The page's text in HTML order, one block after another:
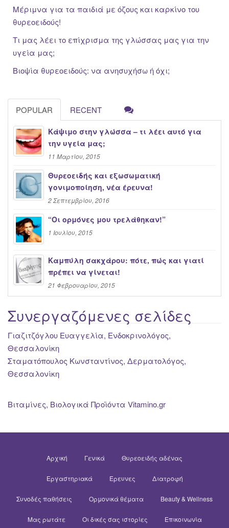
Μέριμνα για τα παιδιά με όζους και καρκίνο του
θυρεοειδούς!
Τι μας λέει το επίχρισμα της γλώσσας μας για την
υγεία μας;
Βιοψία θυρεοειδούς: να ανησυχήσω ή όχι;
POPULAR RECENT
Κάψιμο στην γλώσσα – τι λέει αυτό για
την υγεία μας;
11 Μαρτίου, 2015
Θυρεοειδής και εξωσωματική
γονιμοποίηση, νέα έρευνα!
2 Σεπτεμβρίου, 2016
“Oι ορμόνες μου τρελάθηκαν!”
1 Ιουλίου, 2015
Καμπύλη σακχάρου: πότε, πώς και γιατί
πρέπει να γίνεται!
21 Φεβρουαρίου, 2015
Συνεργαζόμενες σελίδες
Γιαζιτζόγλου Ευαγγελία, Ενδοκρινολόγος,
Θεσσαλονίκη
Σταματόπουλος Κωνσταντίνος, Δερματολόγος,
Θεσσαλονίκη
Βιταμίνες, Βιολογικά Προϊόντα Vitamino.gr
Αρχική Γενικά Θυρεοειδής αδένας
Εργαστηριακά Έρευνες Διατροφή
Συνοδές παθήσεις Ορμονικά θέματα Beauty & Wellness
Μας ρωτάτε Οι δικές σας ιστορίες Επικοινωνία